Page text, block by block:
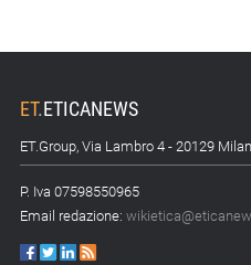
ET.ETICANEWS
ET.Group, Via Lambro 4 - 20129
P. Iva 07598550965
Email redazione: